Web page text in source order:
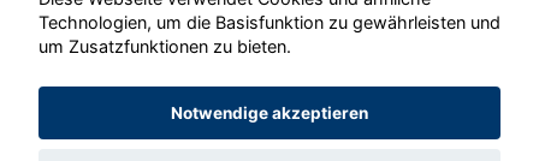
© konjunkturmotor.de GmbH 2020 - 2026
Technologien, um die Basisfunktion zu gewährleisten und
um Zusatzfunktionen zu bieten.
Notwendige akzeptieren